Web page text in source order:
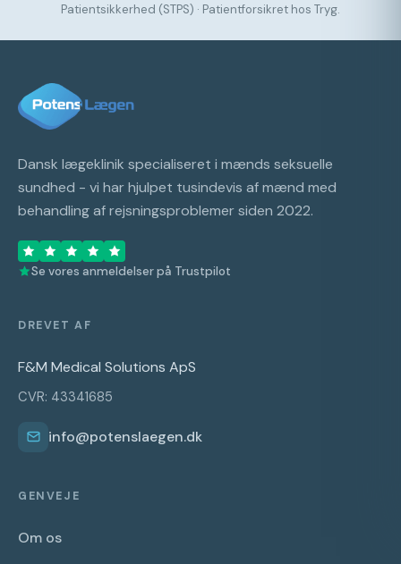
Patientsikkerhed (STPS) · Patientforsikret hos Tryg.
Dansk lægeklinik specialiseret i mænds seksuelle
sundhed - vi har hjulpet tusindevis af mænd med
behandling af rejsningsproblemer siden 2022.
Se vores anmeldelser på Trustpilot
DREVET AF
F&M Medical Solutions ApS
CVR: 43341685
info@potenslaegen.dk
GENVEJE
Om os